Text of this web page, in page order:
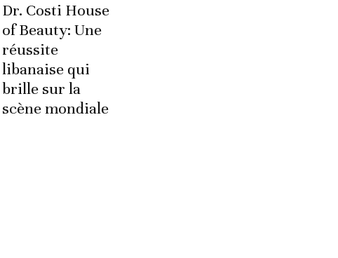
Dr. Costi House
of Beauty: Une
réussite
libanaise qui
brille sur la
scène mondiale